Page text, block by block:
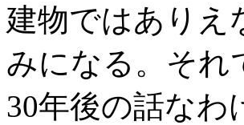
建物ではありえ
みになる。それ
30年後の話なわ